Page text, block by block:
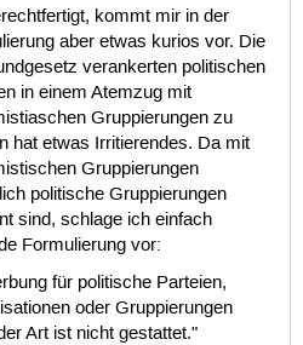
kommt mir in der
aber etwas kurios vor. Die
verankerten politischen
in einem Atemzug mit
Gruppierungen zu
hat etwas Irritierendes. Da mit
Gruppierungen
politische Gruppierungen
sind, schlage ich einfach
Formulierung vor:
für politische Parteien,
oder Gruppierungen
Art ist nicht gestattet."